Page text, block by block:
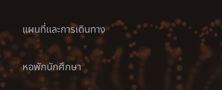
แผนที่และการเดินทาง
หอพักนักศึกษา